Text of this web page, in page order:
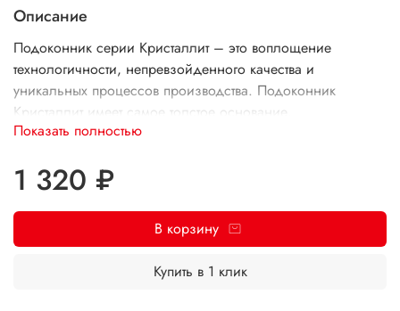
Описание
Подоконник серии Кристаллит – это воплощение
технологичности, непревзойденного качества и
уникальных процессов производства. Подоконник
Кристаллит имеет самое толстое основание,
представленное на рынке, изготовлен из экологичного
полученную путем шлифования на специализированном
обрабатывающем центре, нанесена высоко качественная
пленка, которая обладает, без преувеличения, почти
совершенными характеристиками и свойствами.
Подоконник Кристаллит – это 32 дизайнерских декора, 5
типов поверхности, и ширина полотна до 700 мм.
Показать полностью
1 320 ₽
В корзину
Купить в 1 клик